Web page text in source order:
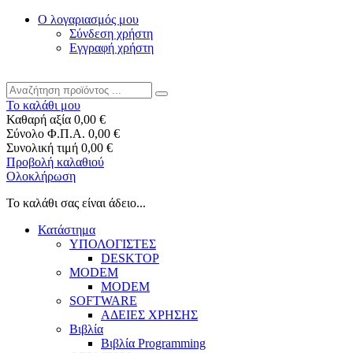
Ο λογαριασμός μου
Σύνδεση χρήστη
Εγγραφή χρήστη
Το καλάθι μου
Καθαρή αξία 0,00 €
Σύνολο Φ.Π.Α. 0,00 €
Συνολική τιμή 0,00 €
Προβολή καλαθιού
Ολοκλήρωση
Το καλάθι σας είναι άδειο...
Κατάστημα
ΥΠΟΛΟΓΙΣΤΕΣ
DESKTOP
MODEM
MODEM
SOFTWARE
ΑΔΕΙΕΣ ΧΡΗΣΗΣ
Βιβλία
Βιβλία Programming